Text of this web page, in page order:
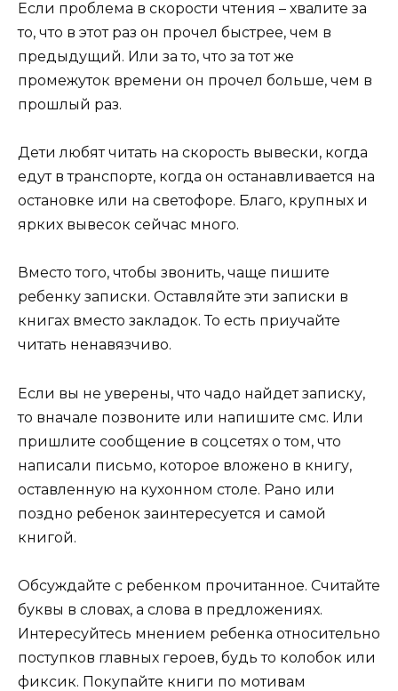
Если проблема в скорости чтения – хвалите за
то, что в этот раз он прочел быстрее, чем в
предыдущий. Или за то, что за тот же
промежуток времени он прочел больше, чем в
прошлый раз.
Дети любят читать на скорость вывески, когда
едут в транспорте, когда он останавливается на
остановке или на светофоре. Благо, крупных и
ярких вывесок сейчас много.
Вместо того, чтобы звонить, чаще пишите
ребенку записки. Оставляйте эти записки в
книгах вместо закладок. То есть приучайте
читать ненавязчиво.
Если вы не уверены, что чадо найдет записку,
то вначале позвоните или напишите смс. Или
пришлите сообщение в соцсетях о том, что
написали письмо, которое вложено в книгу,
оставленную на кухонном столе. Рано или
поздно ребенок заинтересуется и самой
книгой.
Обсуждайте с ребенком прочитанное. Считайте
буквы в словах, а слова в предложениях.
Интересуйтесь мнением ребенка относительно
поступков главных героев, будь то колобок или
фиксик. Покупайте книги по мотивам